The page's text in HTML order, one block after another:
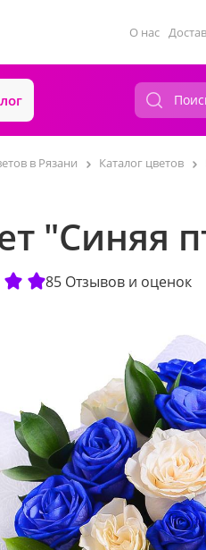
О нас
в Рязани Каталог цветов
"Синяя
85 Отзывов и оценок